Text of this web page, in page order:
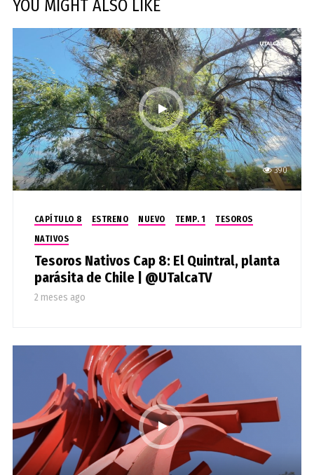
YOU MIGHT ALSO LIKE
390
CAPÍTULO 8 ESTRENO NUEVO TEMP. 1
TESOROS
NATIVOS
Tesoros Nativos Cap 8: El Quintral, planta
parásita de Chile | @UTalcaTV
2 meses ago